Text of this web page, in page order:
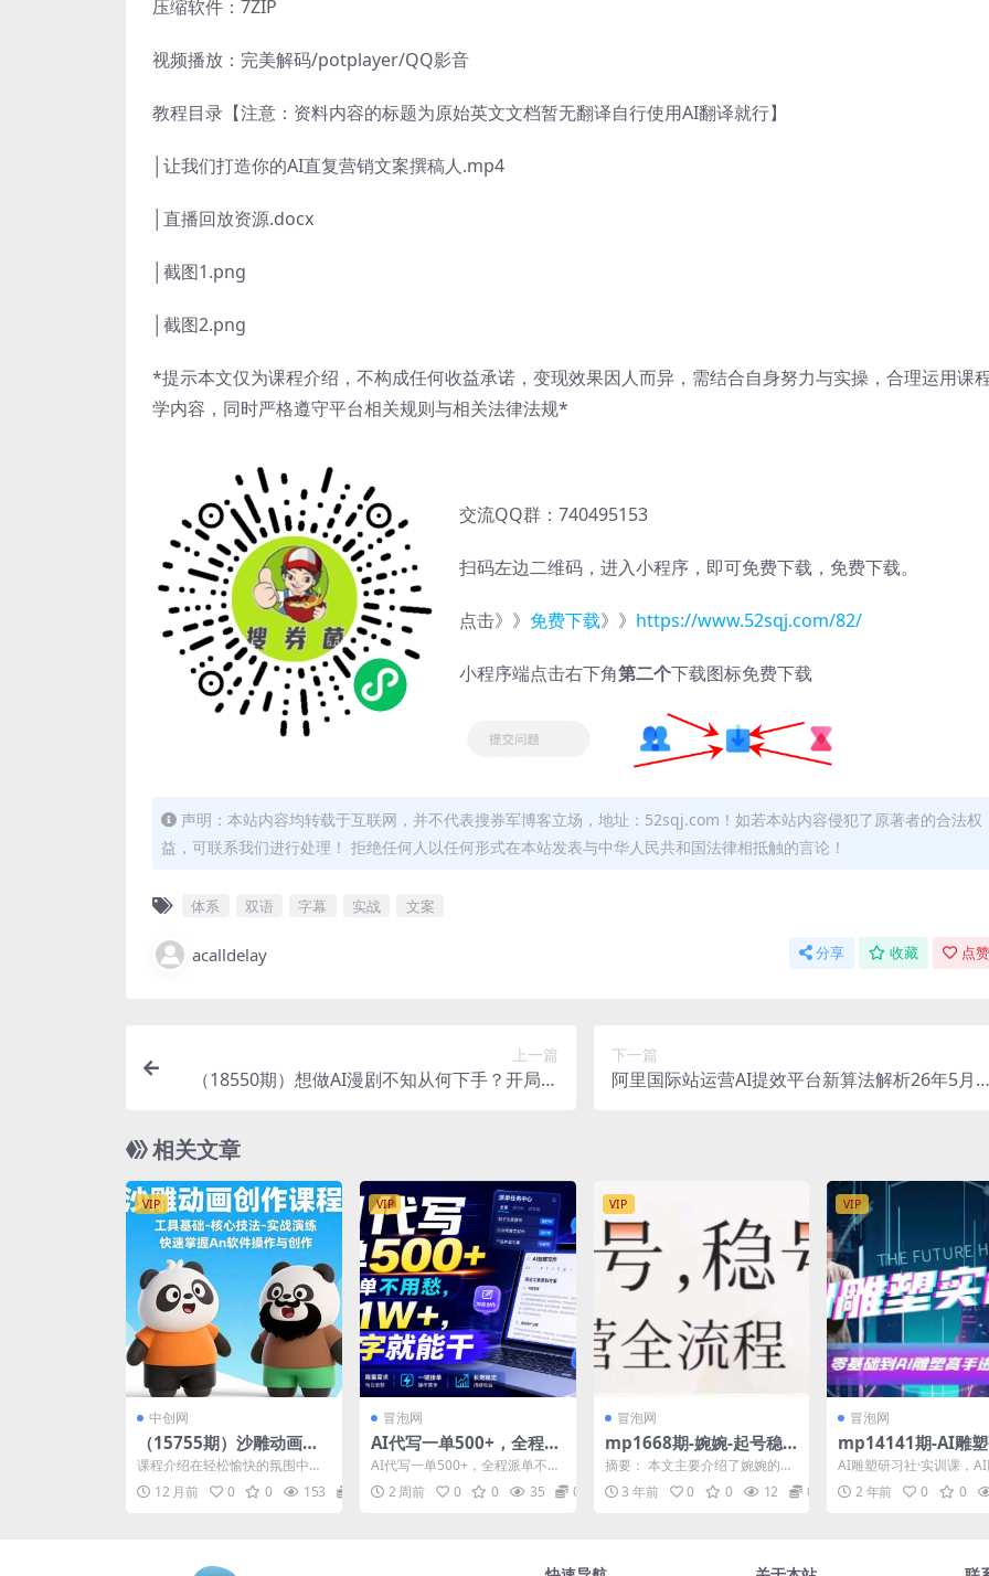
压缩软件：7ZIP
视频播放：完美解码/potplayer/QQ影音
教程目录【注意：资料内容的标题为原始英文文档暂无翻译自行使用AI翻译就行】
│让我们打造你的AI直复营销文案撰稿人.mp4
│直播回放资源.docx
│截图1.png
│截图2.png
*提示本文仅为课程介绍，不构成任何收益承诺，变现效果因人而异，需结合自身努力与实操，合理运用课
学内容，同时严格遵守平台相关规则与相关法律法规*
交流QQ群：740495153
扫码左边二维码，进入小程序，即可免费下载，免费下载。
点击》》 免费下载》》 https://www.52sqj.com/82/
小程序端点击右下角第二个下载图标免费下载
声明：本站内容均转载于互联网，并不代表搜券军博客立场，地址：52sqj.com！如若本站内容侵犯了原著者的合法权
益，可联系我们进行处理！ 拒绝任何人以任何形式在本站发表与中华人民共和国法律相抵触的言论！
体系 双语 字幕 实战 文案
acalldelay 分享 收藏 点
上一篇
（18550期）想做AI漫剧不知从何下手？开局一
下一篇
阿里国际站运营AI提效平台新算法解析26年5月
相关文章
VIP
中创网
（15755期）沙雕动画创
作课程：工具基础-核心技
法-实战演练 快速掌握An
软件操作与创作
课程介绍在轻松愉快的氛围中培
养动画学习兴趣，进一步习得动
画知识，积累动画经验，提...
12 月前 0 0 153 0.99
VIP
冒泡网
AI代写一单500+，全程派
单不用愁，月入1W+，会
打字就能干
AI代写一单500+，全程派单不用
愁，月入1W+，会打字就能干
【揭秘】 项目介绍...
2 周前 0 0 35 0.99
VIP
冒泡网
mp1668期-婉婉-起号稳
号运营全流程，解决从小
白到进阶所有运营知识，
帮助解决账号所有运营难
播、运营和老板提升直播
摘要： 本文主要介绍了婉婉的起
号稳号运营全流程，旨在帮助从
小白到进阶的所有运营人...
3 年前 0 0 12 0.99
VIP
冒泡网
mp14141期-AI雕
社·实训课，AI雕塑
操及技巧应用，一
成为AI雕塑高手
AI雕塑研习社·实训课，
件实操及技巧应用，一次
为AI雕塑高手 课...
2 年前 0 0